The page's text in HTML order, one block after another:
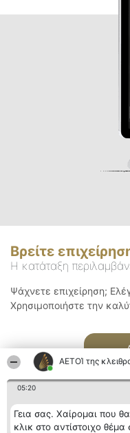
ΑΕΤΟΊ της
05:20
Γεια σας. Χαίρομαι που
κλικ στο αντίστοιχο θέμα
Βρείτε
Η κατάταξη
Ψάχνετε επιχείρηση;
Χρησιμοποιήστε την